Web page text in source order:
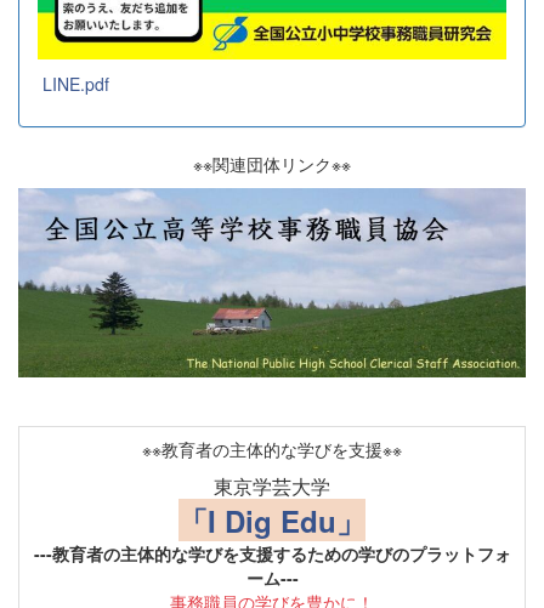
LINE.pdf
※※関連団体リンク※※
※※教育者の主体的な学びを支援※※
東京学芸大学
「I Dig Edu」
---教育者の主体的な学びを支援するための学びのプラットフォ
ーム---
事務職員の学びを豊かに！